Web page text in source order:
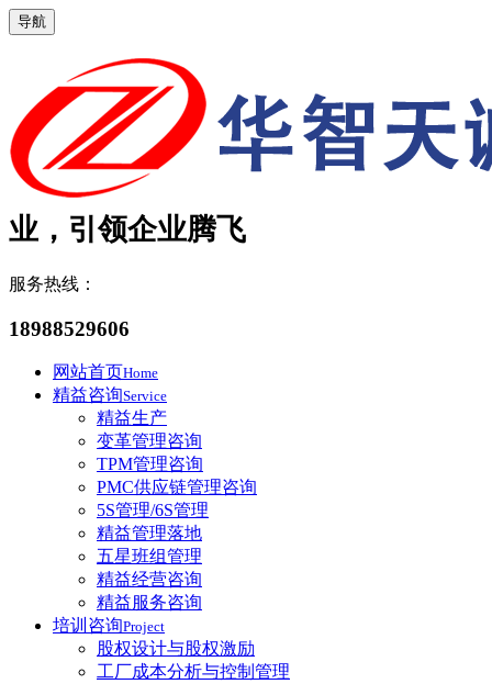
导航
业，引领企业腾飞
服务热线：
18988529606
网站首页Home
精益咨询Service
精益生产
变革管理咨询
TPM管理咨询
PMC供应链管理咨询
5S管理/6S管理
精益管理落地
五星班组管理
精益经营咨询
精益服务咨询
培训咨询Project
股权设计与股权激励
工厂成本分析与控制管理